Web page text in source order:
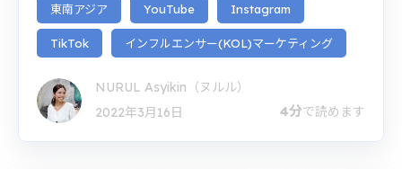
東南アジア YouTube Instagram
TikTok インフルエンサー(KOL)マーケティング
NURUL Asyikin（ヌルル）
2022年3月16日
4分で読めます